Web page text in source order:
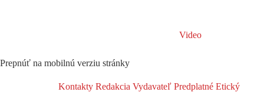
Video
Prepnúť na mobilnú verziu stránky
Kontakty Redakcia Vydavateľ Predplatné Etický